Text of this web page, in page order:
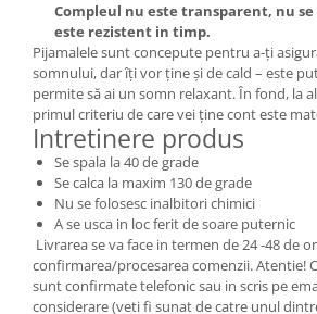
Compleul nu este transparent, nu se
este rezistent in timp.
Pijamalele sunt concepute pentru a-ți
somnului, dar îți vor ține și de cald – este
permite să ai un somn relaxant. În fond, la
primul criteriu de care vei ține cont este
Intretinere produs
Se spala la 40 de grade
Se calca la maxim 130 de grade
Nu se folosesc inalbitori chimici
A se usca in loc ferit de soare puternic
Livrarea se va face in termen de 24 -48 de
confirmarea/procesarea comenzii. Atentie!
sunt confirmate telefonic sau in scris pe
considerare (veti fi sunat de catre unul